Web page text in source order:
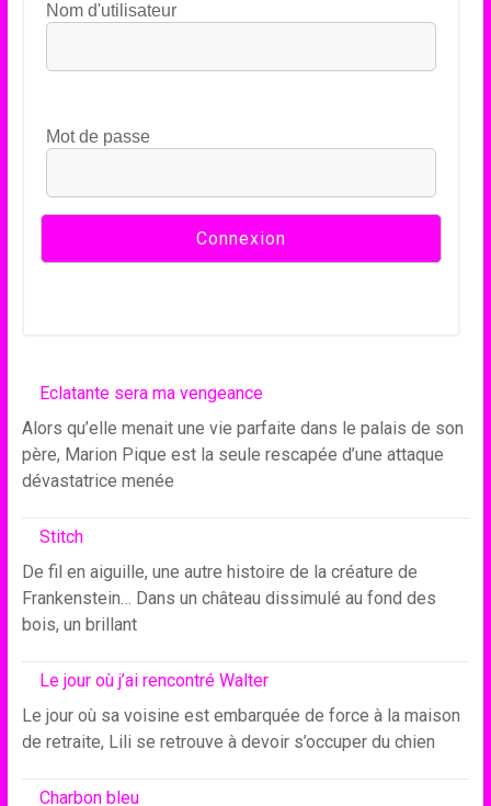
Nom d'utilisateur
Mot de passe
Eclatante sera ma vengeance
Alors qu’elle menait une vie parfaite dans le palais de son
père, Marion Pique est la seule rescapée d’une attaque
dévastatrice menée
Stitch
De fil en aiguille, une autre histoire de la créature de
Frankenstein… Dans un château dissimulé au fond des
bois, un brillant
Le jour où j’ai rencontré Walter
Le jour où sa voisine est embarquée de force à la maison
de retraite, Lili se retrouve à devoir s’occuper du chien
Charbon bleu